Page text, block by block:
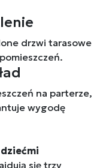
drzwi tarasowe
na parterze,
wygodę
się trzy